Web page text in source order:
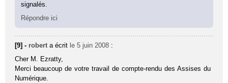
signalés.
Répondre ici
[9] - robert a écrit le 5 juin 2008 :
Cher M. Ezratty,
Merci beaucoup de votre travail de compte-rendu des Assises du
Numérique.